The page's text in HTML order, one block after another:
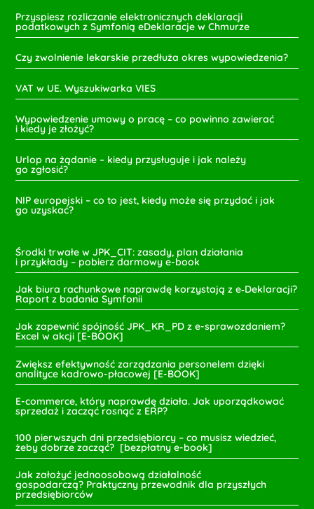
Przyspiesz rozliczanie elektronicznych deklaracji
podatkowych z Symfonią eDeklaracje w Chmurze
Czy zwolnienie lekarskie przedłuża okres wypowiedzenia?
VAT w UE. Wyszukiwarka VIES
Wypowiedzenie umowy o pracę – co powinno zawierać
i kiedy je złożyć?
Urlop na żądanie – kiedy przysługuje i jak należy
go zgłosić?
NIP europejski – co to jest, kiedy może się przydać i jak
go uzyskać?
Środki trwałe w JPK_CIT: zasady, plan działania
i przykłady – pobierz darmowy e-book
Jak biura rachunkowe naprawdę korzystają z e‑Deklaracji?
Raport z badania Symfonii
Jak zapewnić spójność JPK_KR_PD z e-sprawozdaniem?
Excel w akcji [E-BOOK]
Zwiększ efektywność zarządzania personelem dzięki
analityce kadrowo-płacowej [E-BOOK]
E-commerce, który naprawdę działa. Jak uporządkować
sprzedaż i zacząć rosnąć z ERP?
100 pierwszych dni przedsiębiorcy – co musisz wiedzieć,
żeby dobrze zacząć? [bezpłatny e-book]
Jak założyć jednoosobową działalność
gospodarczą? Praktyczny przewodnik dla przyszłych
przedsiębiorców